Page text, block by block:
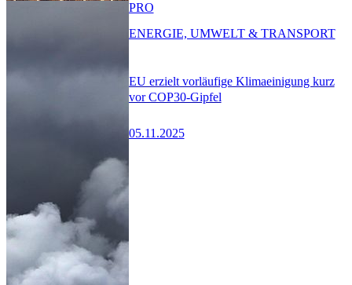
EU erzielt vorläufige Klimaeinigung kurz
vor COP30-Gipfel
05.11.2025
PRO
ENERGIE, UMWELT & TRANSPORT